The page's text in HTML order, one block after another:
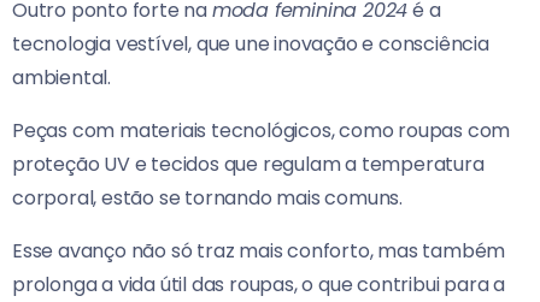
Outro ponto forte namoda feminina 2024é a
tecnologia vestível, que une inovação e consciência
ambiental.
Peças com materiais tecnológicos, como roupas com
proteção UV e tecidos que regulam a temperatura
corporal, estão se tornando mais comuns.
Esse avanço não só traz mais conforto, mas também
prolonga a vida útil das roupas, o que contribui para a